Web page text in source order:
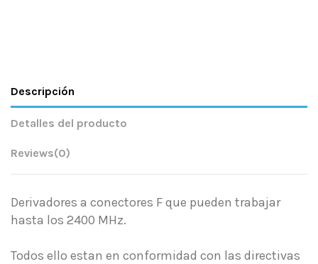
Descripción
Detalles del producto
Reviews(0)
Derivadores a conectores F que pueden trabajar
hasta los 2400 MHz.
Todos ello estan en conformidad con las directivas